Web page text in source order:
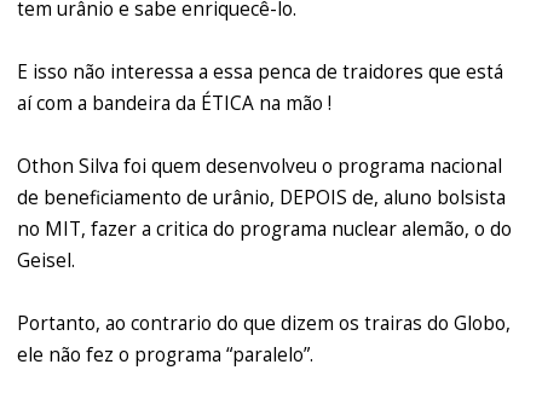
tem urânio e sabe enriquecê-lo.
E isso não interessa a essa penca de traidores que está
aí com a bandeira da ÉTICA na mão !
Othon Silva foi quem desenvolveu o programa nacional
de beneficiamento de urânio, DEPOIS de, aluno bolsista
no MIT, fazer a critica do programa nuclear alemão, o do
Geisel.
Portanto, ao contrario do que dizem os trairas do Globo,
ele não fez o programa “paralelo”.